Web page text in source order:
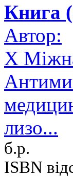
Книга
Автор:
X
лизо...
б.р.
ISBN